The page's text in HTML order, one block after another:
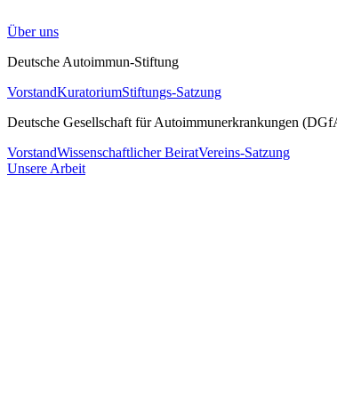
Über uns
Deutsche Autoimmun-Stiftung
VorstandKuratoriumStiftungs-Satzung
Deutsche Gesellschaft für Autoimmunerkrankungen
VorstandWissenschaftlicher BeiratVereins-Satzung
Unsere Arbeit